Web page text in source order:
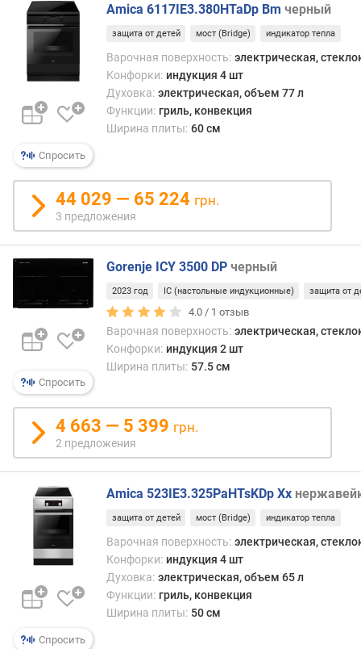
л
д
в
ы
о
л
-
в
о
к
о
н
ф
о
р
о
м
щ
т
ь
а
л
е
н
к
Спросить
Amica 6117IE3.380HTaDp Bm черный
защита от детей мост (Bridge) индикатор тепла
Варочная поверхность: электрическая,
Конфорки: индукция 4 шт
Духовка: электрическая, объем 77 л
Функции: гриль, конвекция
Ширина плиты: 60 см
44 029 — 65 224 грн.
3 предложения
Спросить
Gorenje ICY 3500 DP черный
2023 год IC (настольные индукционные) защита от
4.0 / 1 отзыв
Варочная поверхность: электрическая,
Конфорки: индукция 2 шт
Ширина плиты: 57.5 см
4 663 — 5 399 грн.
2 предложения
Спросить
Amica 523IE3.325PaHTsKDp Xx
защита от детей мост (Bridge) индикатор тепла
Варочная поверхность: электрическая,
Конфорки: индукция 4 шт
Духовка: электрическая, объем 65 л
Функции: гриль, конвекция
Ширина плиты: 50 см